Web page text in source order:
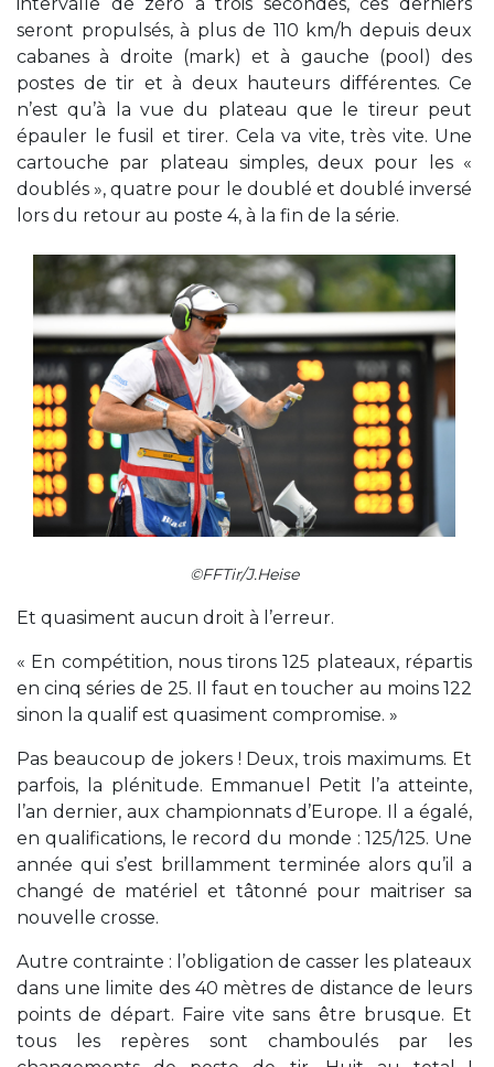
intervalle de zéro à trois secondes, ces derniers
seront propulsés, à plus de 110 km/h depuis deux
cabanes à droite (mark) et à gauche (pool) des
postes de tir et à deux hauteurs différentes. Ce
n’est qu’à la vue du plateau que le tireur peut
épauler le fusil et tirer. Cela va vite, très vite. Une
cartouche par plateau simples, deux pour les «
doublés », quatre pour le doublé et doublé inversé
lors du retour au poste 4, à la fin de la série.
©FFTir/J.Heise
Et quasiment aucun droit à l’erreur.
« En compétition, nous tirons 125 plateaux, répartis
en cinq séries de 25. Il faut en toucher au moins 122
sinon la qualif est quasiment compromise. »
Pas beaucoup de jokers ! Deux, trois maximums. Et
parfois, la plénitude. Emmanuel Petit l’a atteinte,
l’an dernier, aux championnats d’Europe. Il a égalé,
en qualifications, le record du monde : 125/125. Une
année qui s’est brillamment terminée alors qu’il a
changé de matériel et tâtonné pour maitriser sa
nouvelle crosse.
Autre contrainte : l’obligation de casser les plateaux
dans une limite des 40 mètres de distance de leurs
points de départ. Faire vite sans être brusque. Et
tous les repères sont chamboulés par les